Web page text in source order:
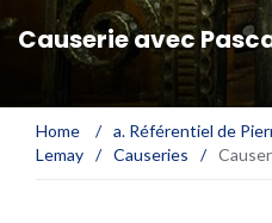
Causerie avec
Home / a. Référentiel de
Lemay / Causeries /